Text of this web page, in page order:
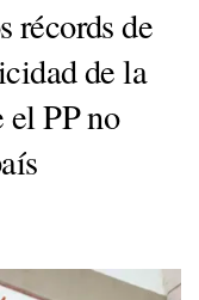
récords de
de la
el PP no